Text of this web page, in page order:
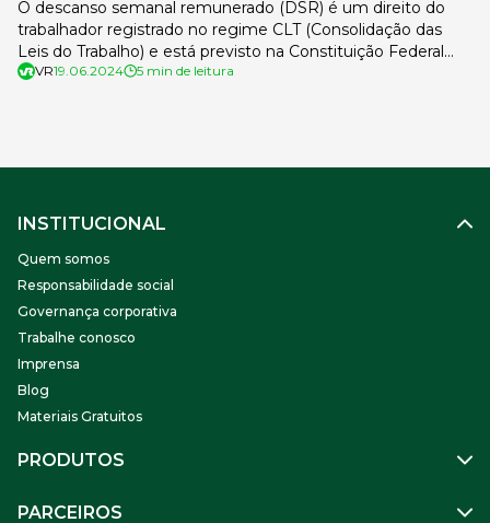
O descanso semanal remunerado (DSR) é um direito do
trabalhador registrado no regime CLT (Consolidação das
Leis do Trabalho) e está previsto na Constituição Federal
desde 1988. Mesmo sendo um direito garantido por lei,
VR19.06.2024 5 min de leitura
INSTITUCIONAL
Quem somos
Responsabilidade social
Governança corporativa
Trabalhe conosco
Imprensa
Blog
Materiais Gratuitos
PRODUTOS
PARCEIROS